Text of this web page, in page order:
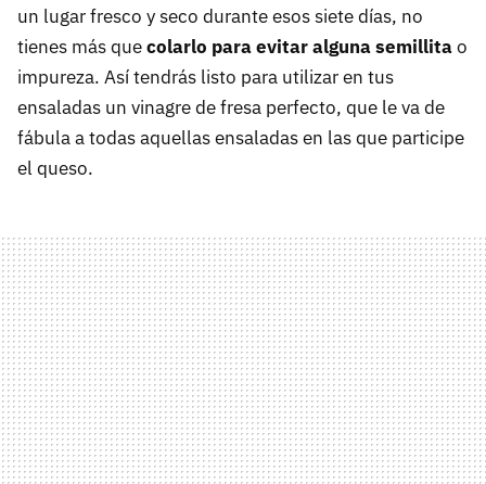
un lugar fresco y seco durante esos siete días, no
tienes más quecolarlo para evitar alguna semillitao
impureza. Así tendrás listo para utilizar en tus
ensaladas un vinagre de fresa perfecto, que le va de
fábula a todas aquellas ensaladas en las que participe
el queso.